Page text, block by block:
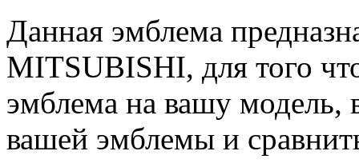
Данная эмблема
MITSUBISHI, для того
эмблема на вашу модель,
вашей эмблемы и